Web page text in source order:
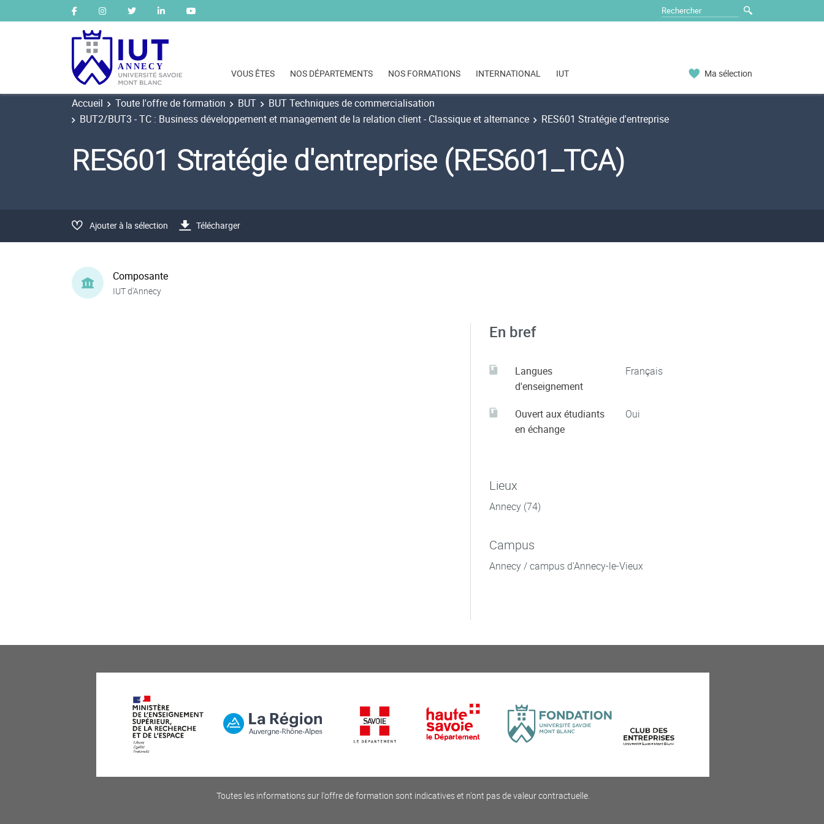
VOUS ÊTES NOS DÉPARTEMENTS NOS FORMATIONS INTERNATIONAL IUT Ma sélection
Accueil Toute l'offre de formation BUT
BUT Techniques de commercialisation
BUT2/BUT3 - TC : Business développement et management de la relation client - Classique et alternance
RES601 Stratégie d'entreprise
RES601 Stratégie d'entreprise (RES601_TCA)
Ajouter à la sélection Télécharger
Composante
IUT d'Annecy
En bref
Langues
d'enseignement
Français
Ouvert aux étudiants
en échange
Oui
Lieux
Annecy (74)
Campus
Annecy / campus d'Annecy-le-Vieux
Toutes les informations sur l'offre de formation sont indicatives et n'ont pas de valeur contractuelle.